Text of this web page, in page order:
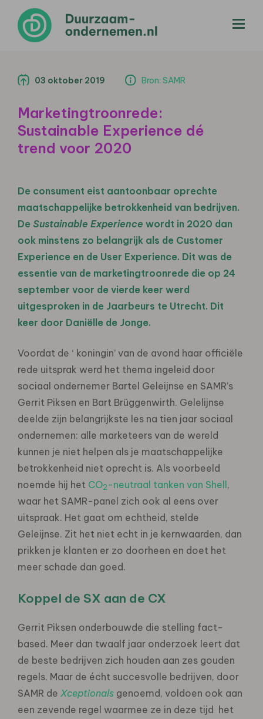
03 oktober 2019 Bron: SAMR
Marketingtroonrede:
Sustainable Experience dé
trend voor 2020
De consument eist aantoonbaar oprechte
maatschappelijke betrokkenheid van bedrijven.
De Sustainable Experience wordt in 2020 dan
ook minstens zo belangrijk als de Customer
Experience en de User Experience. Dit was de
essentie van de marketingtroonrede die op 24
september voor de vierde keer werd
uitgesproken in de Jaarbeurs te Utrecht. Dit
keer door Daniëlle de Jonge.
Voordat de ‘ koningin’ van de avond haar officiële
rede uitsprak werd het thema ingeleid door
sociaal ondernemer Bartel Geleijnse en SAMR’s
Gerrit Piksen en Bart Brüggenwirth. Gelelijnse
deelde zijn belangrijkste les na tien jaar sociaal
ondernemen: alle marketeers van de wereld
kunnen je niet helpen als je maatschappelijke
betrokkenheid niet oprecht is. Als voorbeeld
noemde hij het CO2 -neutraal tanken van Shell,
waar het SAMR-panel zich ook al eens over
uitspraak. Het gaat om echtheid, stelde
Geleijnse. Zit het niet echt in je kernwaarden, dan
prikken je klanten er zo doorheen en doet het
meer schade dan goed.
Koppel de SX aan de CX
Gerrit Piksen onderbouwde die stelling fact-
based. Meer dan twaalf jaar onderzoek leert dat
de beste bedrijven zich houden aan zes gouden
regels. Maar de écht succesvolle bedrijven, door
SAMR de Xceptionals genoemd, voldoen ook aan
een zevende regel waarmee ze in deze tijd het